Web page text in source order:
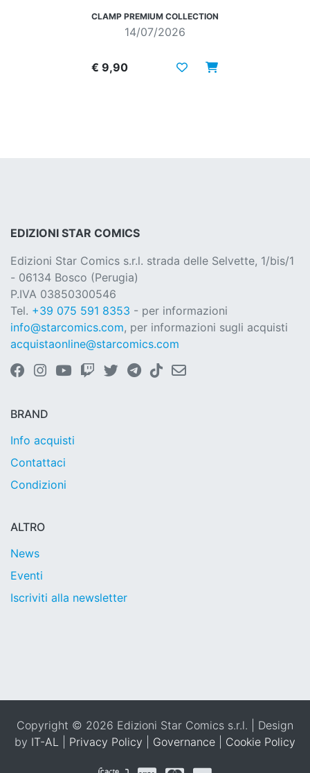
CLAMP PREMIUM COLLECTION
14/07/2026
€ 9,90
EDIZIONI STAR COMICS
Edizioni Star Comics s.r.l. strada delle Selvette, 1/bis/1
- 06134 Bosco (Perugia)
P.IVA 03850300546
Tel. +39 075 591 8353 - per informazioni
info@starcomics.com, per informazioni sugli acquisti
acquistaonline@starcomics.com
BRAND
Info acquisti
Contattaci
Condizioni
ALTRO
News
Eventi
Iscriviti alla newsletter
Copyright © 2026 Edizioni Star Comics s.r.l. | Design
by IT-AL Privacy Policy Governance Cookie Policy